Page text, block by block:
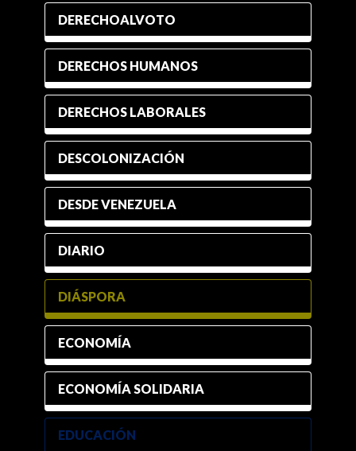
DERECHOALVOTO
DERECHOS HUMANOS
DERECHOS LABORALES
DESCOLONIZACIÓN
DESDE VENEZUELA
DIARIO
DIÁSPORA
ECONOMÍA
ECONOMÍA SOLIDARIA
EDUCACIÓN